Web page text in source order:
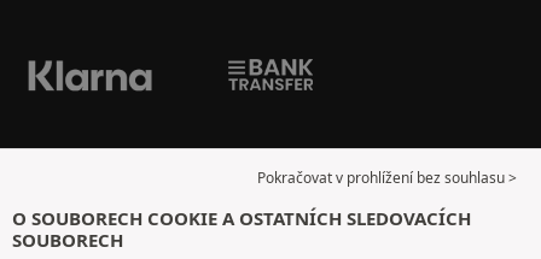
Pokračovat v prohlížení bez souhlasu >
O SOUBORECH COOKIE A OSTATNÍCH SLEDOVACÍCH
SOUBORECH